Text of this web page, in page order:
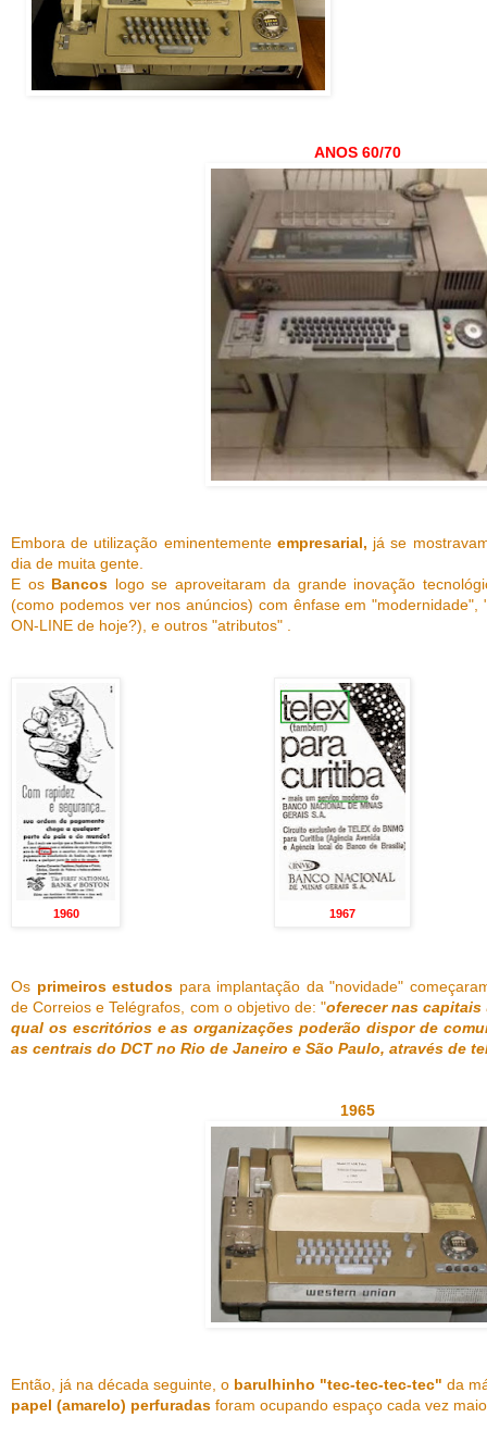
ANOS 60/70
Embora de utilização eminentemente empresarial, já se
dia de muita gente.
E osBancos logo se aproveitaram da grande inovação
(como podemos ver nos anúncios) com ênfase em "modernidade",
ON-LINE de hoje?), e outros "atributos" .
1960 1967
Os primeiros estudos para implantação da "novidade"
de Correios e Telégrafos, com o objetivo de: "oferecer nas
qual os escritórios e as organizações poderão dispor de
as centrais do DCT no Rio de Janeiro e São Paulo, através de
1965
Então, já na década seguinte, o barulhinho "tec-tec-tec-tec" da
papel (amarelo) perfuradas foram ocupando espaço cada vez